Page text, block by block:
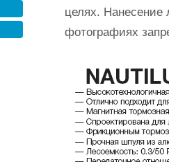
целях. Нанесение
фотографиях